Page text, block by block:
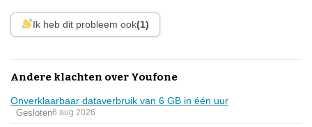
Ik heb dit probleem ook(1)
Andere klachten over Youfone
Onverklaarbaar dataverbruik van 6 GB in één uur
Gesloten6 aug 2026